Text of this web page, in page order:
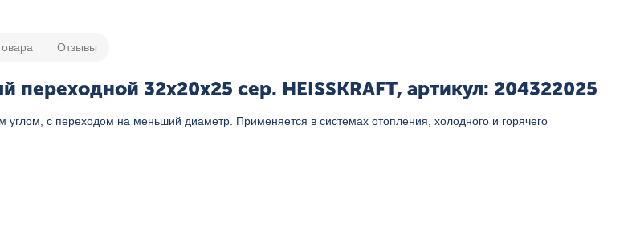
Отзывы
32x20x25 сер. HEISSKRAFT, артикул: 204322025
с переходом на меньший диаметр. Применяется в системах отопления, холодного и горячего